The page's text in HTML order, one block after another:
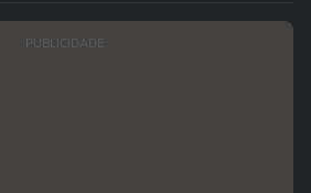
PUBLICIDADE